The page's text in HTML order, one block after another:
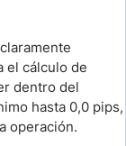
el cálculo de
dentro del
hasta 0,0 pips,
operación.